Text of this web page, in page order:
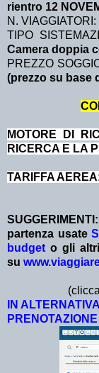
rientro 12
N. VIAGGIATORI:
TIPO
Camera doppia
PREZZO
(prezzo su base
MOTORE DI
RICERCA E LA
TARIFFA
SUGGERIMENTI:
partenza usate
budget o gli altri
su
IN